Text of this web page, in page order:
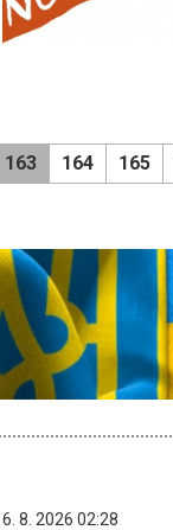
163 164 165
6. 8. 2026 02:28